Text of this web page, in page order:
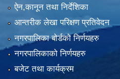
ऐन,कानून तथा निर्देशिका
आन्तरीक लेखा परिक्षण प्रतिवेदन
नगरपालिका बोर्डको निर्णयहरु
नगरपालिकाको निर्णयहरु
बजेट तथा कार्यक्रम